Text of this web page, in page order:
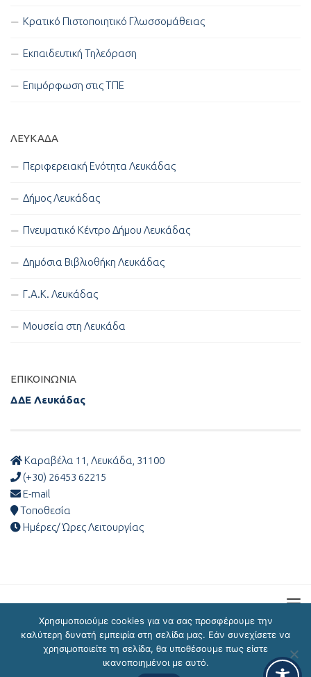
Κρατικό Πιστοποιητικό Γλωσσομάθειας
Εκπαιδευτική Τηλεόραση
Επιμόρφωση στις ΤΠΕ
ΛΕΥΚΑΔΑ
Περιφερειακή Ενότητα Λευκάδας
Δήμος Λευκάδας
Πνευματικό Κέντρο Δήμου Λευκάδας
Δημόσια Βιβλιοθήκη Λευκάδας
Γ.Α.Κ. Λευκάδας
Μουσεία στη Λευκάδα
ΕΠΙΚΟΙΝΩΝΊΑ
ΔΔΕ Λευκάδας
Καραβέλα 11, Λευκάδα, 31100
(+30) 26453 62215
E-mail
Τοποθεσία
Ημέρες/ Ώρες Λειτουργίας
ΔΔΕ Λευκάδας © 2026
Χρησιμοποιούμε cookies για να σας προσφέρουμε την
καλύτερη δυνατή εμπειρία στη σελίδα μας. Εάν συνεχίσετε να
χρησιμοποιείτε τη σελίδα, θα υποθέσουμε πως είστε
ικανοποιημένοι με αυτό.